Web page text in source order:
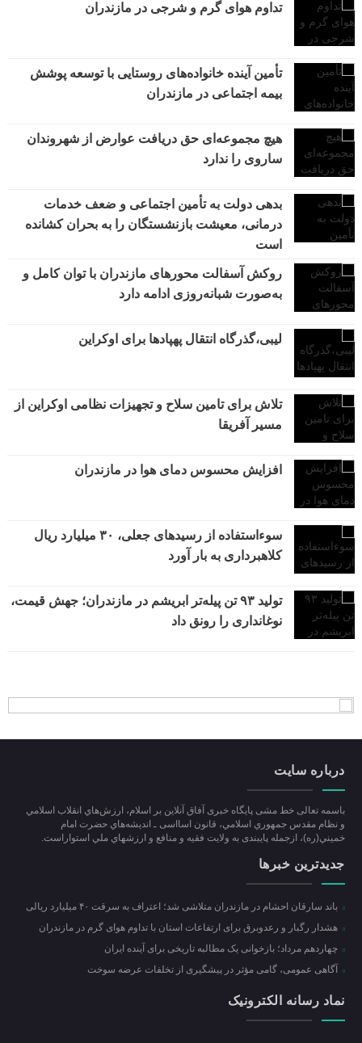
تداوم هوای گرم و شرجی در مازندران
تأمین آینده خانواده‌های روستایی با توسعه پوشش
بیمه اجتماعی در مازندران
هیچ مجموعه‌ای حق دریافت عوارض از شهروندان
ساروی را ندارد
بدهی دولت به تأمین اجتماعی و ضعف خدمات
درمانی، معیشت بازنشستگان را به بحران کشانده
است
روکش آسفالت محورهای مازندران با توان کامل و
به‌صورت شبانه‌روزی ادامه دارد
لیبی،گذرگاه انتقال پهپادها برای اوکراین
تلاش برای تامین سلاح و تجهیزات نظامی اوکراین از
مسیر آفریقا
افزایش محسوس دمای هوا در مازندران
سوءاستفاده از رسیدهای جعلی، ۳۰ میلیارد ریال
کلاهبرداری به بار آورد
تولید ۹۳ تن پیله‌تر ابریشم در مازندران؛ جهش قیمت،
نوغانداری را رونق داد
درباره سایت
باسمه تعالی خط مشی پایگاه خبری آفاق آنلاین بر اسلام، ارزش‌هاي انقلاب اسلامي
و نظام مقدس جمهوري اسلامي، قانون اسااسی ـ انديشه‌هاي حضرت امام
خميني(ره)، ازجمله پایبندی به ولايت فقيه و منافع و ارزشهاي ملي استواراست.
جدیدترین خبرها
باند سارقان احشام در مازندران متلاشی شد؛ اعتراف به سرقت ۴۰ میلیارد ریالی
هشدار رگبار و رعدوبرق برای ارتفاعات استان با تداوم هوای گرم در مازندران
چهاردهم مرداد؛ بازخوانی یک مطالبه تاریخی برای آینده ایران
آگاهی عمومی، گامی مؤثر در پیشگیری از تخلفات عرضه سوخت
نماد رسانه الکترونیک